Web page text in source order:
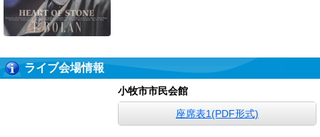
ライブ会場情報
小牧市市民会館
座席表1(PDF形式)